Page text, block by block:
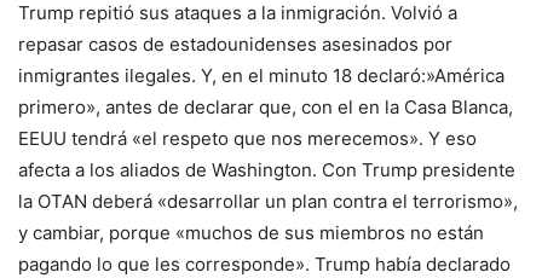
Trump repitió sus ataques a la inmigración. Volvió a
repasar casos de estadounidenses asesinados por
inmigrantes ilegales. Y, en el minuto 18 declaró:»América
primero», antes de declarar que, con el en la Casa Blanca,
EEUU tendrá «el respeto que nos merecemos». Y eso
afecta a los aliados de Washington. Con Trump presidente
la OTAN deberá «desarrollar un plan contra el terrorismo»,
y cambiar, porque «muchos de sus miembros no están
pagando lo que les corresponde». Trump había declarado